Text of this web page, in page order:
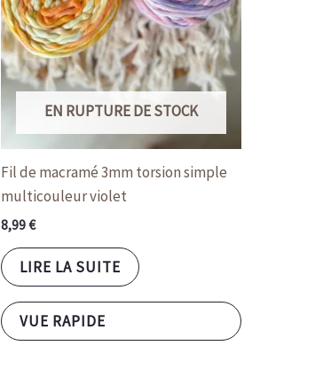
EN RUPTURE DE STOCK
Fil de macramé 3mm torsion simple
multicouleur violet
8,99€
LIRE LA SUITE
VUE RAPIDE